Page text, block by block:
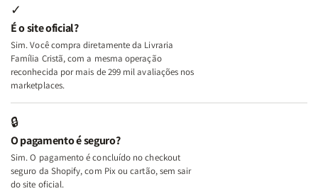
e
Deus
+
A
Mulher
Lar
+
A
Lar
✓
É o site oficial?
Sim. Você compra diretamente da Livraria
Família Cristã, com a mesma operação
reconhecida por mais de 299 mil avaliações nos
marketplaces.
🔒
O pagamento é seguro?
Sim. O pagamento é concluído no checkout
seguro da Shopify, com Pix ou cartão, sem sair
do site oficial.